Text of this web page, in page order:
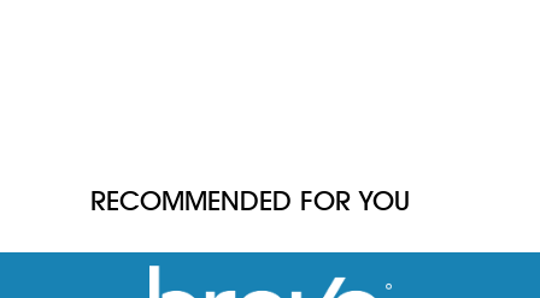
RECOMMENDED FOR YOU